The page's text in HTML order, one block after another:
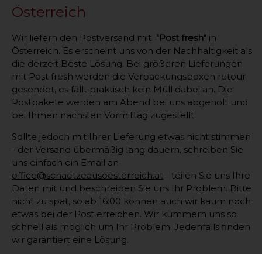
Österreich
Wir liefern den Postversand mit "Post fresh" in
Österreich. Es erscheint uns von der Nachhaltigkeit als
die derzeit Beste Lösung. Bei größeren Lieferungen
mit Post fresh werden die Verpackungsboxen retour
gesendet, es fällt praktisch kein Müll dabei an. Die
Postpakete werden am Abend bei uns abgeholt und
bei Ihmen nächsten Vormittag zugestellt.
Sollte jedoch mit Ihrer Lieferung etwas nicht stimmen
- der Versand übermäßig lang dauern, schreiben Sie
uns einfach ein Email an
office@schaetzeausoesterreich.at - teilen Sie uns Ihre
Daten mit und beschreiben Sie uns Ihr Problem. Bitte
nicht zu spät, so ab 16:00 können auch wir kaum noch
etwas bei der Post erreichen. Wir kümmern uns so
schnell als möglich um Ihr Problem. Jedenfalls finden
wir garantiert eine Lösung.